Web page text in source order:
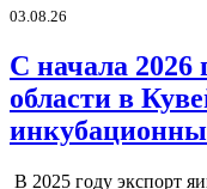
03.08.26
С начала 2026
области в
В 2025 году экспорт